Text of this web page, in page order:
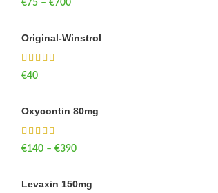
€75 – €700Price range: €75
Original-Winstrol
€40
Oxycontin 80mg
€140 – €390Price range: €140
Levaxin 150mg